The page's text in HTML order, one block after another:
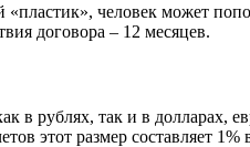
человек может
договора – 12 месяцев.
в рублях, так и в долларах,
этот размер составляет 1%